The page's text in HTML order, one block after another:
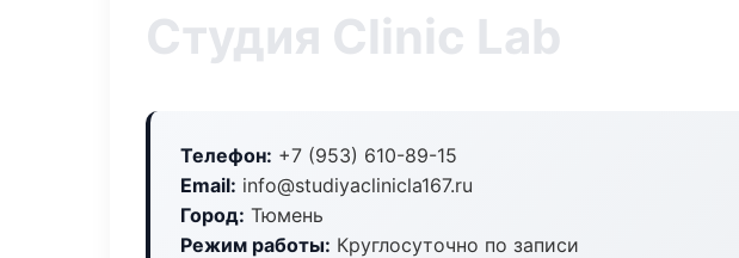
Студия Clinic Lab
Телефон: +7 (953) 610-89-15
Email: info@studiyaclinicla167.ru
Город: Тюмень
Режим работы: Круглосуточно по записи